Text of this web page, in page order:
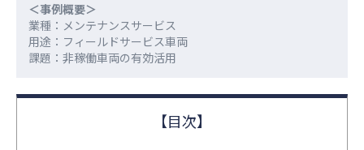
＜事例概要＞
業種：メンテナンスサービス
用途：フィールドサービス車両
課題：非稼働車両の有効活用